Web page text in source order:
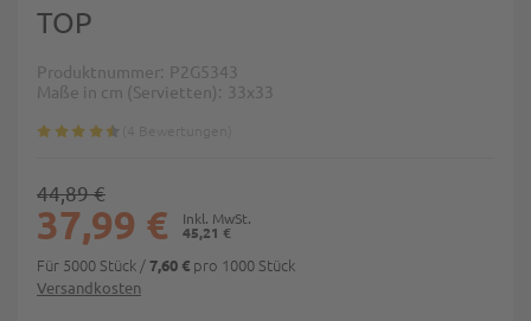
TOP
Produktnummer P2G5343
Maße in cm (Servietten)
33x33
Versandkosten
45,21 €
37,99 €
44,89 €
Für 5000 Stück /7,60 € pro 1000 Stück